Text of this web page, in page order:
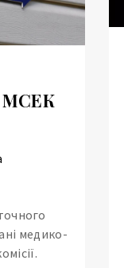
МСЕК
медико-